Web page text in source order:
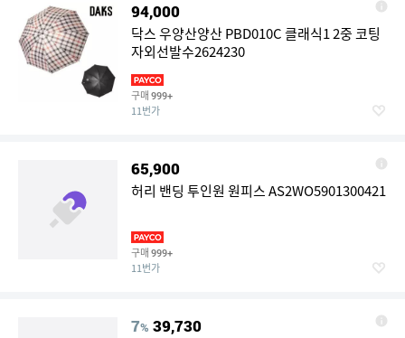
94,000
닥스 우양산양산 PBD010C 클래식1 2중 코팅
자외선발수2624230
구매 999+
11번가
65,900
허리 밴딩 투인원 원피스 AS2WO5901300421
구매 999+
11번가
7% 39,730